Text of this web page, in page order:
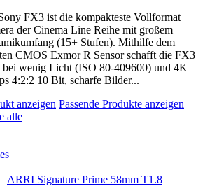
FX3 ist die kompakteste Vollformat
der Cinema Line Reihe mit großem
(15+ Stufen). Mithilfe dem
CMOS Exmor R Sensor schafft die FX3
bei wenig Licht (ISO 80-409600) und 4K
4:2:2 10 Bit, scharfe Bilder...
anzeigen Passende Produkte anzeigen
alle
ARRI Signature Prime 58mm T1.8